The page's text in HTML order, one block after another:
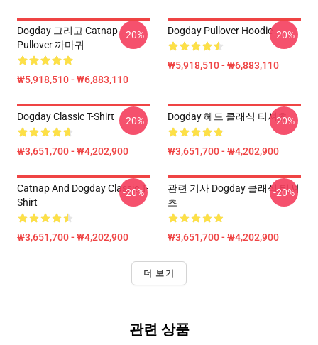
Dogday 그리고 Catnap
Pullover 까마귀
₩5,918,510 - ₩6,883,110
-20% Dogday Pullover Hoodie
₩5,918,510 - ₩6,883,110
-20%
Dogday Classic T-Shirt
₩3,651,700 - ₩4,202,900
-20% Dogday 헤드 클래식 티셔츠
₩3,651,700 - ₩4,202,900
-20%
Catnap And Dogday Classic T-
Shirt
₩3,651,700 - ₩4,202,900
-20%
관련 기사 Dogday 클래식 티셔
츠
₩3,651,700 - ₩4,202,900
-20%
더 보기
관련 상품